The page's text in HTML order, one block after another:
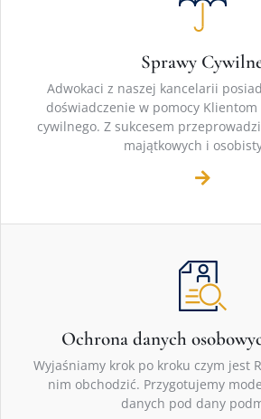
Sprawy
Adwokaci z naszej kancelarii
doświadczenie w pomocy
cywilnego. Z sukcesem
majątkowych i
Ochrona danych
Wyjaśniamy krok po kroku czym jest
nim obchodzić. Przygotujemy
danych pod dany